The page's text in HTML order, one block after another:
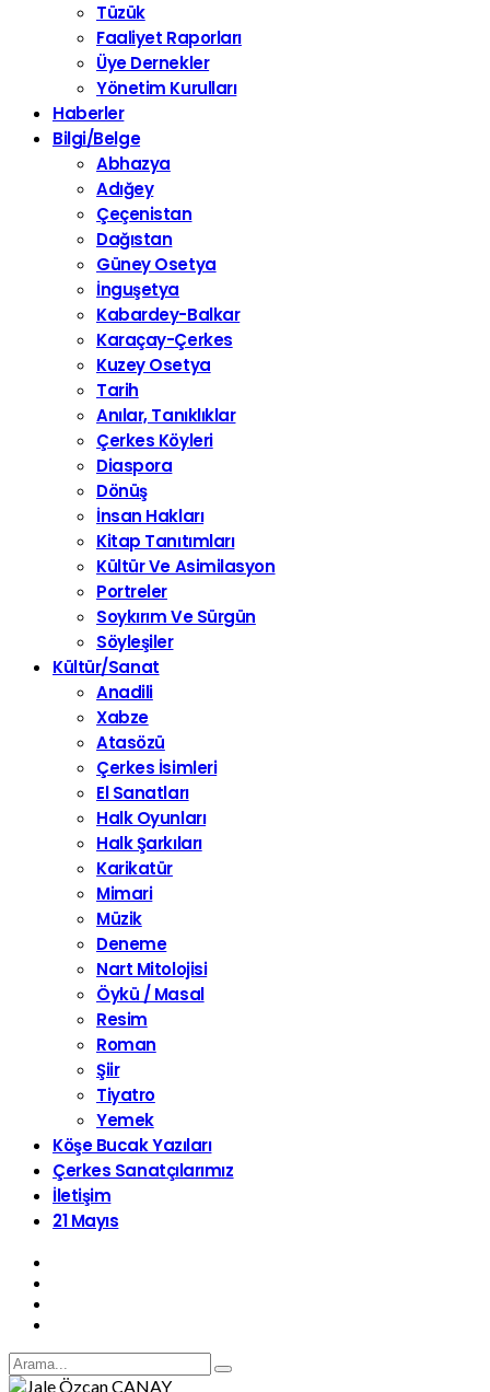
Tüzük
Faaliyet Raporları
Üye Dernekler
Yönetim Kurulları
Haberler
Bilgi/Belge
Abhazya
Adığey
Çeçenistan
Dağıstan
Güney Osetya
İnguşetya
Kabardey-Balkar
Karaçay-Çerkes
Kuzey Osetya
Tarih
Anılar, Tanıklıklar
Çerkes Köyleri
Diaspora
Dönüş
İnsan Hakları
Kitap Tanıtımları
Kültür Ve Asimilasyon
Portreler
Soykırım Ve Sürgün
Söyleşiler
Kültür/Sanat
Anadili
Xabze
Atasözü
Çerkes İsimleri
El Sanatları
Halk Oyunları
Halk Şarkıları
Karikatür
Mimari
Müzik
Deneme
Nart Mitolojisi
Öykü / Masal
Resim
Roman
Şiir
Tiyatro
Yemek
Köşe Bucak Yazıları
Çerkes Sanatçılarımız
İletişim
21 Mayıs